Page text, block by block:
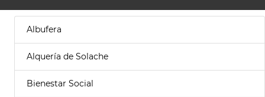
Albufera
Alquería de Solache
Bienestar Social